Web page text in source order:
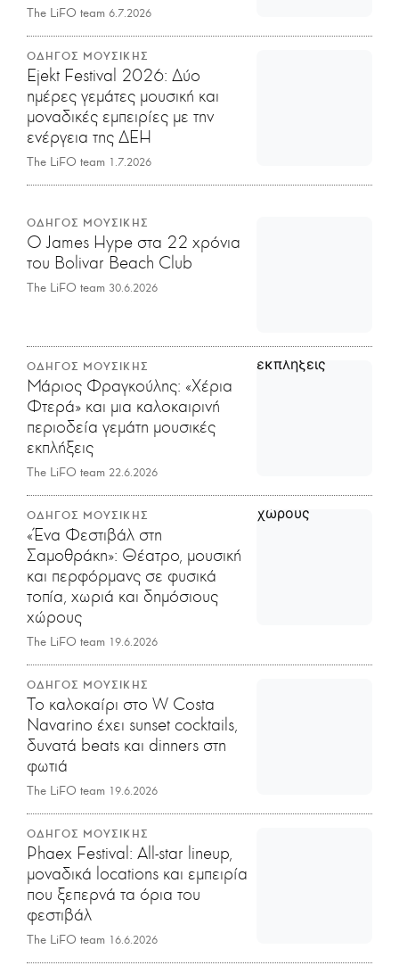
The LiFO team 6.7.2026
ΟΔΗΓΟΣ ΜΟΥΣΙΚΗΣ
Ejekt Festival 2026: Δύο
ημέρες γεμάτες μουσική και
μοναδικές εμπειρίες με την
ενέργεια της ΔΕΗ
The LiFO team 1.7.2026
ΟΔΗΓΟΣ ΜΟΥΣΙΚΗΣ
Ο James Hype στα 22 χρόνια
του Bolivar Beach Club
The LiFO team 30.6.2026
ΟΔΗΓΟΣ ΜΟΥΣΙΚΗΣ
Μάριος Φραγκούλης: «Χέρια
Φτερά» και μια καλοκαιρινή
περιοδεία γεμάτη μουσικές
εκπλήξεις
The LiFO team 22.6.2026
ΟΔΗΓΟΣ ΜΟΥΣΙΚΗΣ
«Ένα Φεστιβάλ στη
Σαμοθράκη»: Θέατρο, μουσική
και περφόρμανς σε φυσικά
τοπία, χωριά και δημόσιους
χώρους
The LiFO team 19.6.2026
ΟΔΗΓΟΣ ΜΟΥΣΙΚΗΣ
Το καλοκαίρι στο W Costa
Navarino έχει sunset cocktails,
δυνατά beats και dinners στη
φωτιά
The LiFO team 19.6.2026
ΟΔΗΓΟΣ ΜΟΥΣΙΚΗΣ
Phaex Festival: All-star lineup,
μοναδικά locations και εμπειρία
που ξεπερνά τα όρια του
φεστιβάλ
The LiFO team 16.6.2026